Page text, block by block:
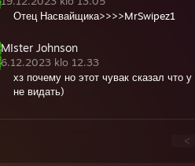
Отец Насвайщика>>>>MrSwipez1
MIster Johnson
6.12.2023 klo 12.33
хз почему но этот чувак сказал что
не видать)
<